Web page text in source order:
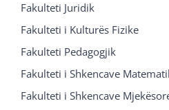
Fakulteti Juridik
Fakulteti i Kulturës Fizike
Fakulteti Pedagogjik
Fakulteti i Shkencave
Fakulteti i Shkencave